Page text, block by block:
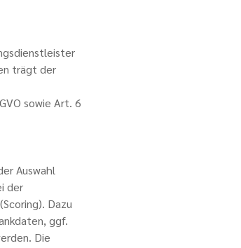
trägt der
sowie Art. 6
Auswahl
der
Dazu
ggf.
Die